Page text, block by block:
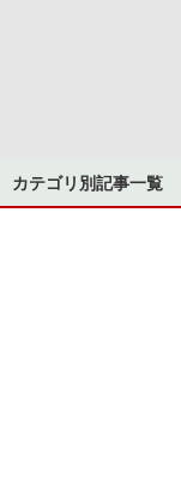
カテゴリ別記事一覧